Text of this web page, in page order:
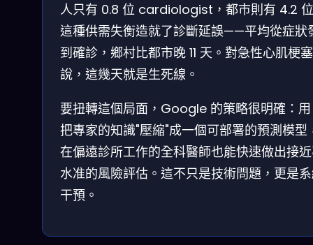
人只有 0.8 位 cardiologist，都市則有 4.2
這種供需失衡造就了診斷延誤——平均從症狀
到確診，鄉村比都市晚 11 天。對急性心肌梗
說，這幾天就是生死線。
要扭轉這個局面，Google 的策略很明確：
把專家的知識"壓縮"成一個可部署的預測模型
在偏遠診所工作的全科醫師也能快速做出接
水准的風險評估。這不只是技術問題，更是
干預。